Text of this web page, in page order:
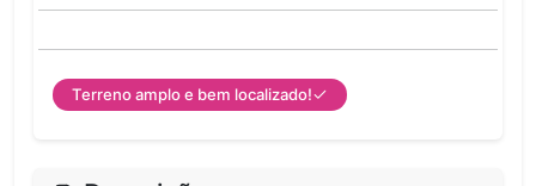
Terreno amplo e bem localizado!